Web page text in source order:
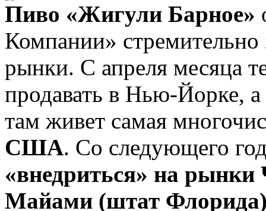
Пиво «Жигули Барное»
Компании»
рынки. С апреля месяца
продавать в Нью-Йорке,
там живет самая
США. Со следующего
«внедриться» на
Майами (штат